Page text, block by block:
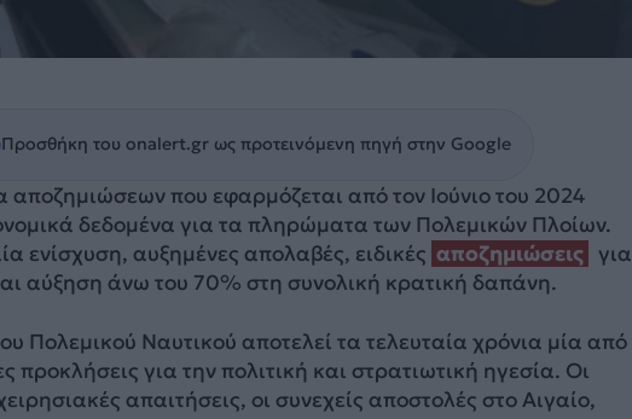
Προσθήκη του onalert.gr ως προτεινόμενη πηγή στην Google
αποζημιώσεων που εφαρμόζεται από τον Ιούνιο του 2024
δεδομένα για τα πληρώματα των Πολεμικών Πλοίων.
ενίσχυση, αυξημένες απολαβές, ειδικές αποζημιώσεις για
αύξηση άνω του 70% στη συνολική κρατική δαπάνη.
Πολεμικού Ναυτικού αποτελεί τα τελευταία χρόνια μία από
προκλήσεις για την πολιτική και στρατιωτική ηγεσία. Οι
απαιτήσεις, οι συνεχείς αποστολές στο Αιγαίο,